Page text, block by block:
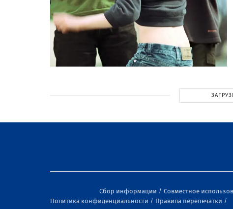
Сбор информации Совместное
Политика конфиденциальности
Правила перепечатки